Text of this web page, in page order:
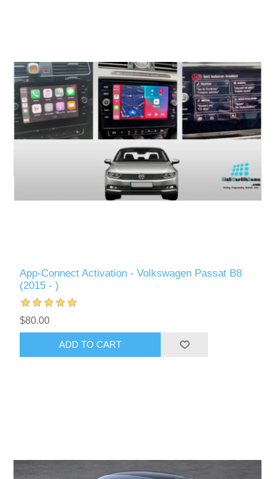
App-Connect Activation - Volkswagen Passat B8
(2015 - )
$80.00
ADD TO CART